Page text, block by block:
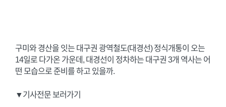
구미와 경산을 잇는 대구권 광역철도(대경선) 정식개통이 오는
14일로 다가온 가운데, 대경선이 정차하는 대구권 3개 역사는 어
떤 모습으로 준비를 하고 있을까.
▼기사전문 보러가기